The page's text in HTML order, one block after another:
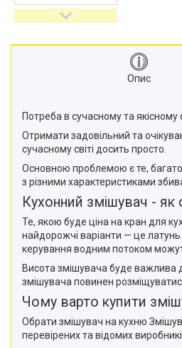
Пакувальні сантехнічні
Опис
Потреба в сучасному та
Отримати задовільний та
сучасному світі досить просто.
Основною проблемою є те, багато
з різними характеристиками
Кухонний змішувач - як
Те, якою буде ціна на кран для
найдорожчі варіанти — це
керування водним потоком
Висота змішувача буде важлива
змішувача повинен
Чому варто купити
Обрати змішувач на кухню
перевірених та відомих